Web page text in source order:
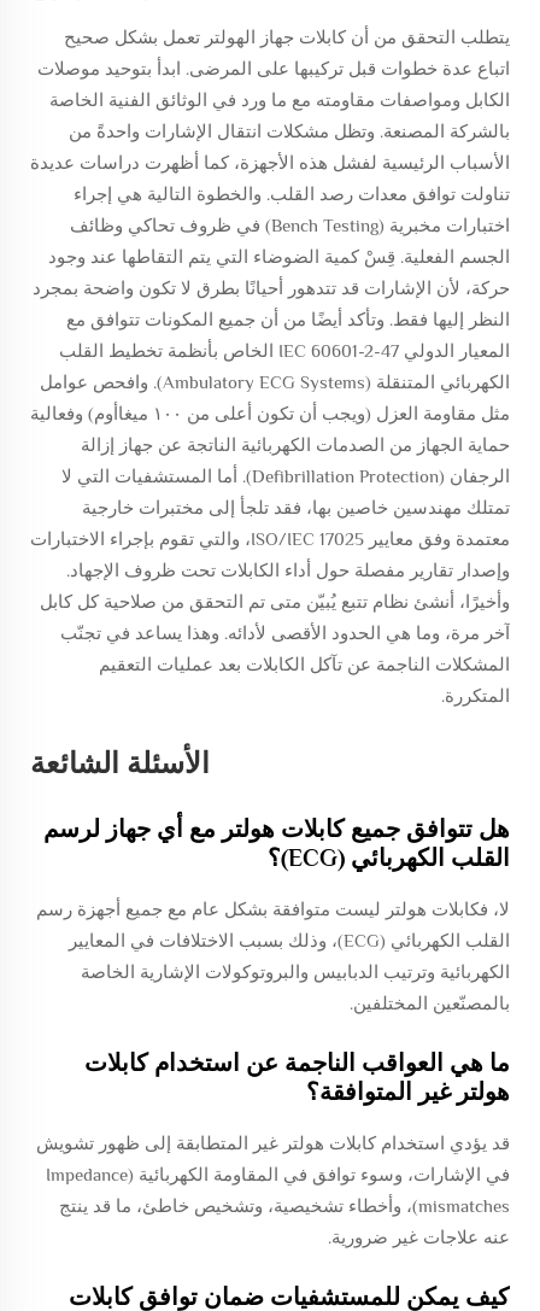
يتطلب التحقق من أن كابلات جهاز الهولتر تعمل بشكل صحيح
اتباع عدة خطوات قبل تركيبها على المرضى. ابدأ بتوحيد موصلات
الكابل ومواصفات مقاومته مع ما ورد في الوثائق الفنية الخاصة
بالشركة المصنعة. وتظل مشكلات انتقال الإشارات واحدةً من
الأسباب الرئيسية لفشل هذه الأجهزة، كما أظهرت دراسات عديدة
تناولت توافق معدات رصد القلب. والخطوة التالية هي إجراء
اختبارات مخبرية (Bench Testing) في ظروف تحاكي وظائف
الجسم الفعلية. قِسْ كمية الضوضاء التي يتم التقاطها عند وجود
حركة، لأن الإشارات قد تتدهور أحيانًا بطرق لا تكون واضحة بمجرد
النظر إليها فقط. وتأكد أيضًا من أن جميع المكونات تتوافق مع
المعيار الدولي IEC 60601-2-47 الخاص بأنظمة تخطيط القلب
الكهربائي المتنقلة (Ambulatory ECG Systems). وافحص عوامل
مثل مقاومة العزل (ويجب أن تكون أعلى من ١٠٠ ميغاأوم) وفعالية
حماية الجهاز من الصدمات الكهربائية الناتجة عن جهاز إزالة
الرجفان (Defibrillation Protection). أما المستشفيات التي لا
تمتلك مهندسين خاصين بها، فقد تلجأ إلى مختبرات خارجية
معتمدة وفق معايير ISO/IEC 17025، والتي تقوم بإجراء الاختبارات
وإصدار تقارير مفصلة حول أداء الكابلات تحت ظروف الإجهاد.
وأخيرًا، أنشئ نظام تتبع يُبيّن متى تم التحقق من صلاحية كل كابل
آخر مرة، وما هي الحدود الأقصى لأدائه. وهذا يساعد في تجنّب
المشكلات الناجمة عن تآكل الكابلات بعد عمليات التعقيم
المتكررة.
الأسئلة الشائعة
هل تتوافق جميع كابلات هولتر مع أي جهاز لرسم
القلب الكهربائي (ECG)؟
لا، فكابلات هولتر ليست متوافقة بشكل عام مع جميع أجهزة رسم
القلب الكهربائي (ECG)، وذلك بسبب الاختلافات في المعايير
الكهربائية وترتيب الدبابيس والبروتوكولات الإشارية الخاصة
بالمصنّعين المختلفين.
ما هي العواقب الناجمة عن استخدام كابلات
هولتر غير المتوافقة؟
قد يؤدي استخدام كابلات هولتر غير المتطابقة إلى ظهور تشويش
في الإشارات، وسوء توافق في المقاومة الكهربائية (Impedance
mismatches)، وأخطاء تشخيصية، وتشخيص خاطئ، ما قد ينتج
عنه علاجات غير ضرورية.
كيف يمكن للمستشفيات ضمان توافق كابلات